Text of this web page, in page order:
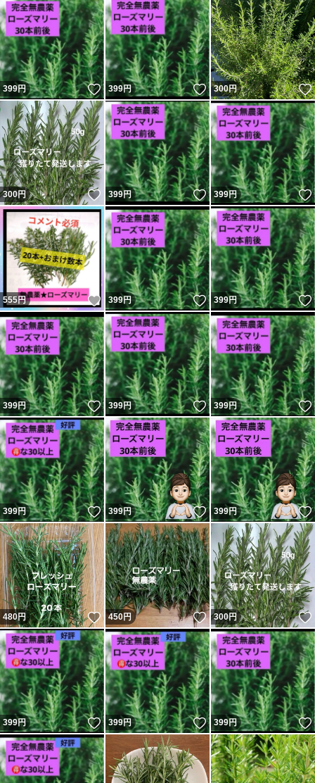
399円 いいね！
399円 いいね！
300円
300円 いいね！
399円 いいね！
399円
555円 いいね！
399円 いいね！
399円
399円 いいね！
399円 いいね！
399円
399円 いいね！
399円 いいね！
399円
480円 いいね！
450円 いいね！
300円
399円 いいね！
399円 いいね！
399円